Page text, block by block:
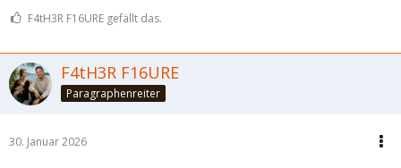
F4tH3R F16URE gefällt das.
F4tH3R F16URE
Paragraphenreiter
30. Januar 2026